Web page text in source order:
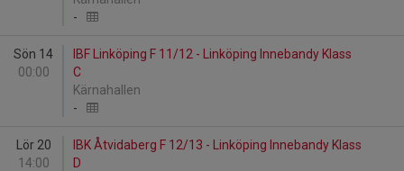
-
Sön 14
00:00
IBF Linköping F 11/12 - Linköping Innebandy Klass
C
Kärnahallen
-
Lör 20
14:00
IBK Åtvidaberg F 12/13 - Linköping Innebandy Klass
D